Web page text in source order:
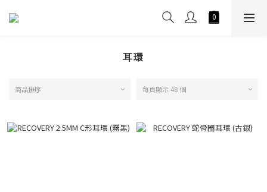
耳環
商品排序 每頁顯示 48 個